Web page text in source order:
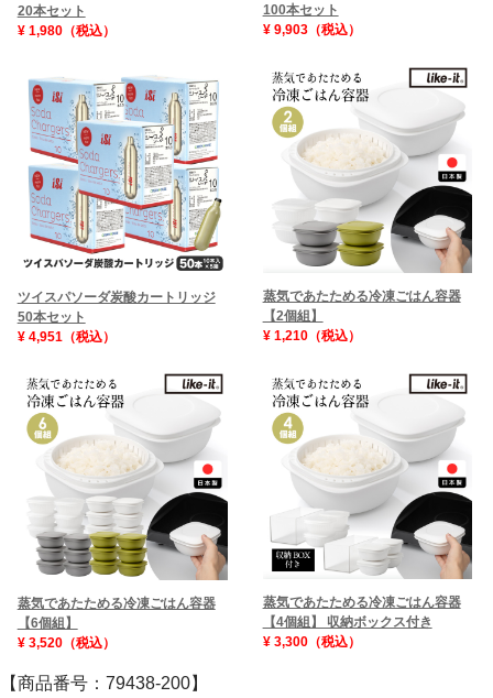
20本セット
¥ 1,980（税込）
100本セット
¥ 9,903（税込）
ツイスパソーダ炭酸カートリッジ
50本セット
¥ 4,951（税込）
蒸気であたためる冷凍ごはん容器
【2個組】
¥ 1,210（税込）
蒸気であたためる冷凍ごはん容器
【6個組】
¥ 3,520（税込）
蒸気であたためる冷凍ごはん容器
【4個組】 収納ボックス付き
¥ 3,300（税込）
【商品番号：79438-200】